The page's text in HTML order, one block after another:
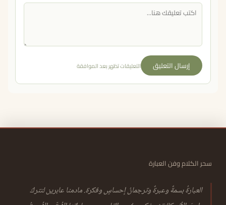
إرسال التعليق التعليقات تظهر بعد الموافقة
سحر الكلام وفن العبارة
العبارةُ بسمةٌ وعبرةٌ وترجمانُ إحساسٍ وفكرة. مادمنا عابرين لنتركَ